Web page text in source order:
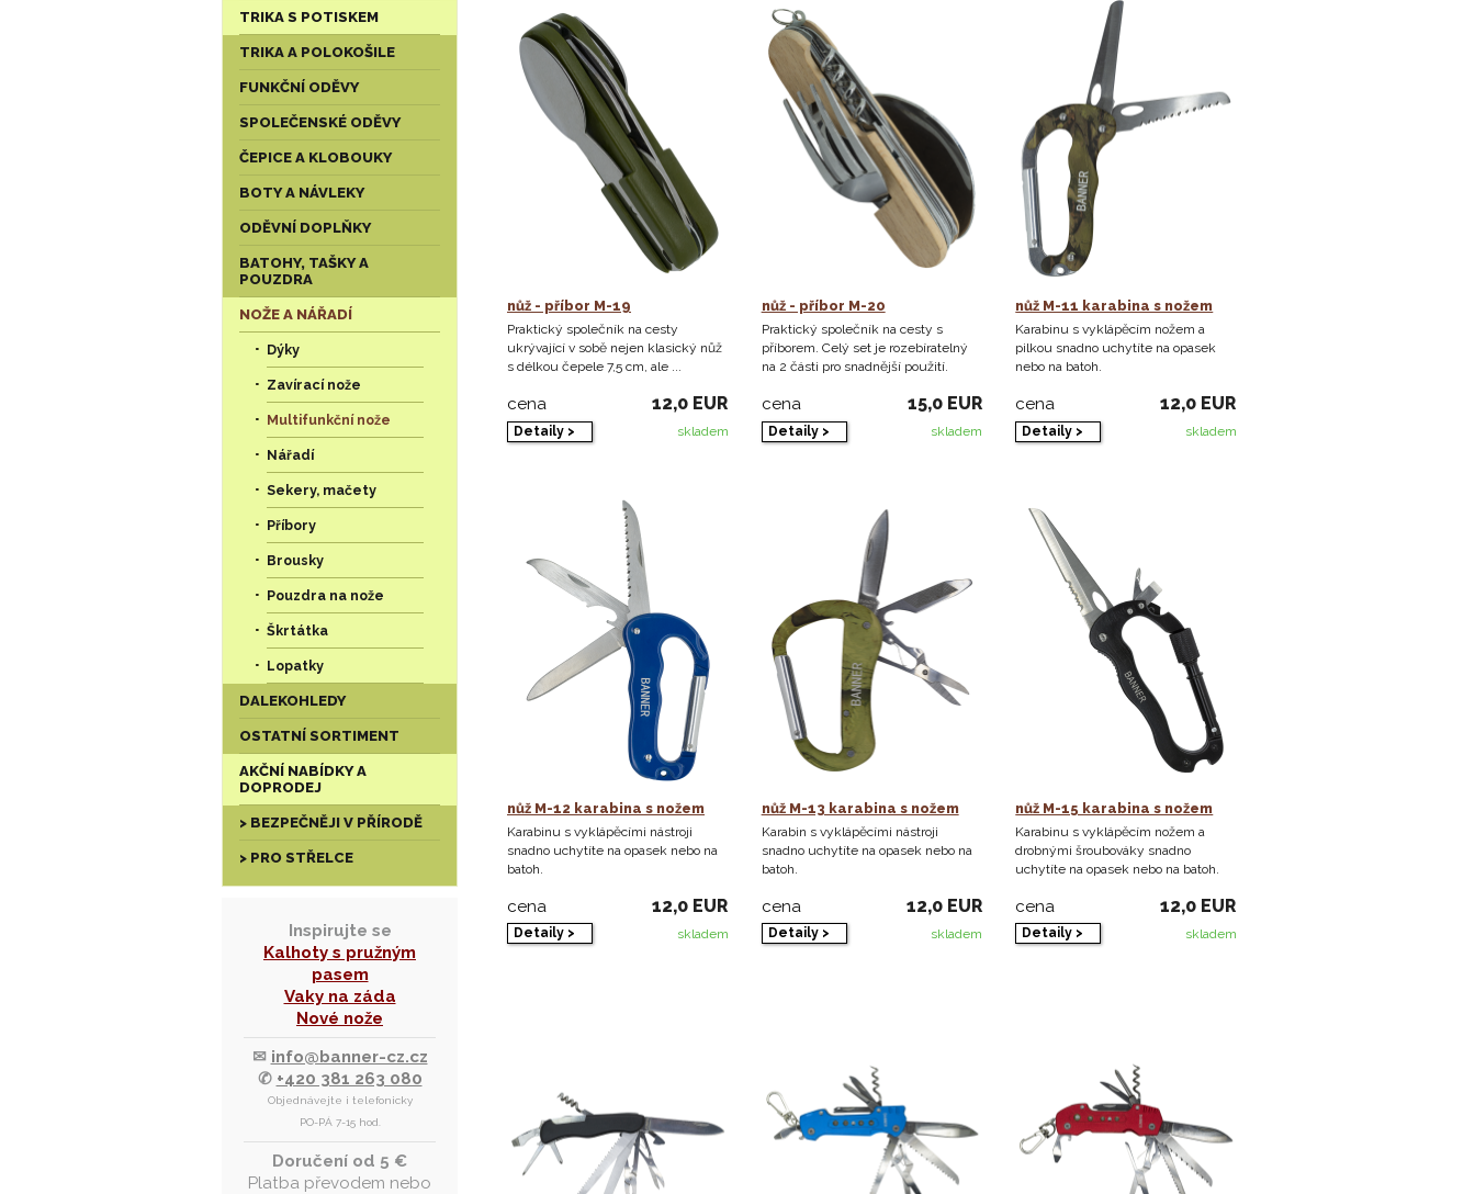
TRIKA S POTISKEM
TRIKA A POLOKOŠILE
FUNKČNÍ ODĚVY
SPOLEČENSKÉ ODĚVY
ČEPICE A KLOBOUKY
BOTY A NÁVLEKY
ODĚVNÍ DOPLŇKY
BATOHY, TAŠKY A
POUZDRA
NOŽE A NÁŘADÍ
Dýky
Zavírací nože
Multifunkční nože
Nářadí
Sekery, mačety
Příbory
Brousky
Pouzdra na nože
Škrtátka
Lopatky
DALEKOHLEDY
OSTATNÍ SORTIMENT
AKČNÍ NABÍDKY A
DOPRODEJ
> BEZPEČNĚJI V PŘÍRODĚ
> PRO STŘELCE
Inspirujte se
Kalhoty s pružným
pasem
Vaky na záda
Nové nože
✉ info@banner-cz.cz
✆ +420 381 263 080
Objednávejte i telefonicky
PO-PÁ 7-15 hod.
Doručení od 5 €
Platba převodem nebo
nůž - příbor M-19
Praktický společník na cesty
ukrývající v sobě nejen klasický nůž
s délkou čepele 7,5 cm, ale ...
cena 12,0 EUR
Detaily > skladem
nůž - příbor M-20
Praktický společník na cesty s
příborem. Celý set je rozebíratelný
na 2 části pro snadnější použití.
cena 15,0 EUR
Detaily > skladem
nůž M-11 karabina s nožem
Karabinu s vyklápěcím nožem a
pilkou snadno uchytíte na opasek
nebo na batoh.
cena 12,0 EUR
Detaily > skladem
nůž M-12 karabina s nožem
Karabinu s vyklápěcími nástroji
snadno uchytíte na opasek nebo na
batoh.
cena 12,0 EUR
Detaily > skladem
nůž M-13 karabina s nožem
Karabin s vyklápěcími nástroji
snadno uchytíte na opasek nebo na
batoh.
cena 12,0 EUR
Detaily > skladem
nůž M-15 karabina s nožem
Karabinu s vyklápěcím nožem a
drobnými šroubováky snadno
uchytíte na opasek nebo na batoh.
cena 12,0 EUR
Detaily > skladem